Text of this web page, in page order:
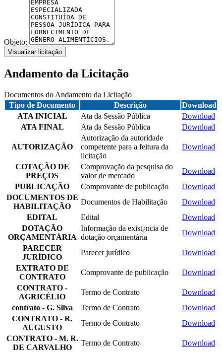
Objeto:
Visualizar licitação
Andamento da Licitação
Documentos do Andamento da Licitação
Tipo de Documento
Descrição
Download
ATA INICIAL
Ata da Sessão Pública
Download
ATA FINAL
Ata da Sessão Pública Download
AUTORIZAÇÃO
Autorização da autoridade
competente para a feitura da
licitação
Download
COTAÇÃO DE
PREÇOS
Comprovação da pesquisa do
valor de mercado
Download
PUBLICAÇÃO
Comprovante de publicação
Download
DOCUMENTOS DE
HABILITAÇÃO
Documentos de Habilitação
Download
EDITAL
Edital
Download
DOTAÇÃO
ORÇAMENTÁRIA
Informação da exist¿ncia de
dotação orçamentária
Download
PARECER
JURÍDICO
Parecer jurídico
Download
EXTRATO DE
CONTRATO
Comprovante de publicação
Download
CONTRATO -
AGRICÉLIO
Termo de Contrato
Download
contrato - G. Silva
Termo de Contrato
Download
CONTRATO - R.
AUGUSTO
Termo de Contrato
Download
CONTRATO - M. R.
DE CARVALHO
Termo de Contrato
Download